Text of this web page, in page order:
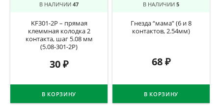
В НАЛИЧИИ 47
KF301-2P – прямая
клеммная колодка 2
контакта, шаг 5.08 мм
(5.08-301-2P)
30₽
В КОРЗИНУ
В НАЛИЧИИ 5
Гнезда “мама” (6 и 8
контактов, 2.54мм)
68₽
В КОРЗИНУ